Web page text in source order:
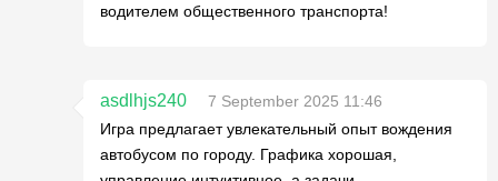
водителем общественного транспорта!
asdlhjs240
7 September 2025 11:46
Игра предлагает увлекательный опыт вождения
автобусом по городу. Графика хорошая,